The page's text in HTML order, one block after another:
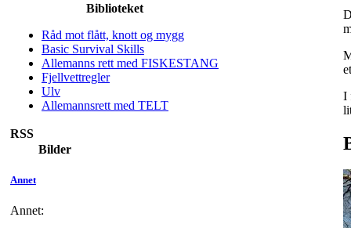
Biblioteket
Råd mot flått, knott og mygg
Basic Survival Skills
Allemanns rett med FISKESTANG
Fjellvettregler
Ulv
Allemannsrett med TELT
RSS
Bilder
Annet
Annet:
I